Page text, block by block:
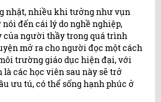
nhật, nhiều khi tưởng như vụn
đến cái lý do nghề nghiệp,
của người thầy trong quá trình
mở ra cho người đọc một cách
trường giáo dục hiện đại, với
các học viên sau này sẽ trở
ưu tú, có thể sống hạnh phúc ở